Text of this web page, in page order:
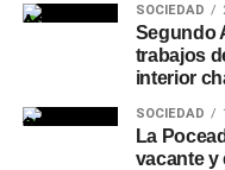
SOCIEDAD
Segundo
trabajos
interior
SOCIEDAD
La
vacante y